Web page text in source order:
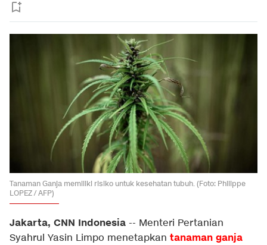
Tanaman Ganja memiliki risiko untuk kesehatan tubuh. (Foto: Philippe
LOPEZ / AFP)
Jakarta, CNN Indonesia -- Menteri Pertanian
Syahrul Yasin Limpo menetapkan tanaman ganja